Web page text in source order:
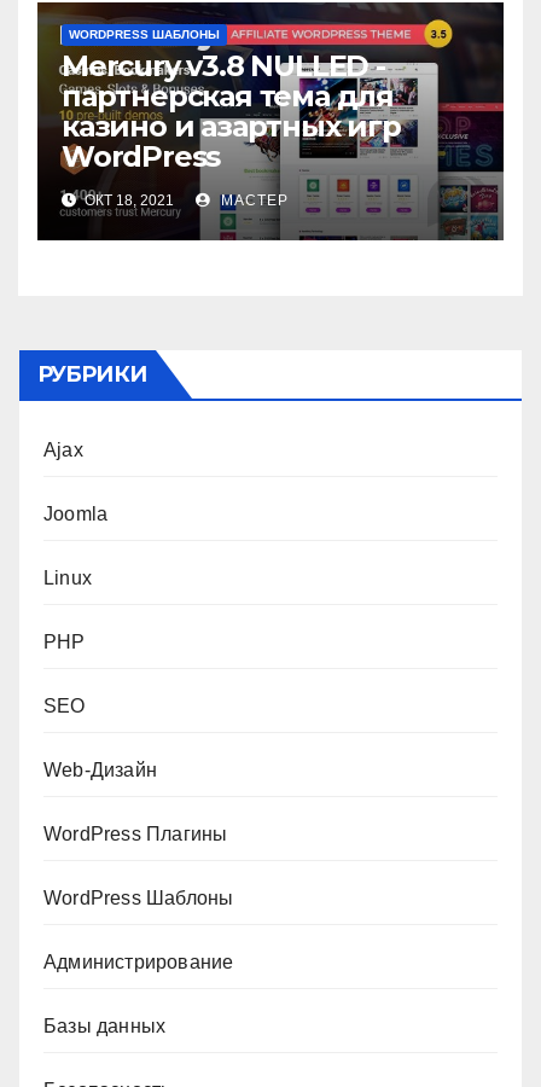
WORDPRESS ШАБЛОНЫ
Mercury v3.8 NULLED -
партнерская тема для
казино и азартных игр
WordPress
ОКТ 18, 2021 МАСТЕР
РУБРИКИ
Ajax
Joomla
Linux
PHP
SEO
Web-Дизайн
WordPress Плагины
WordPress Шаблоны
Администрирование
Базы данных